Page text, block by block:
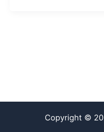
Copyright ©